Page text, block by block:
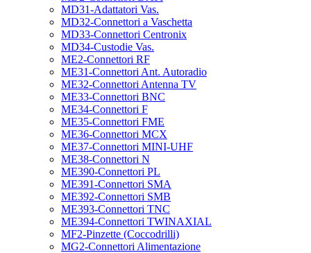
MD31-Adattatori Vas.
MD32-Connettori a Vaschetta
MD33-Connettori Centronix
MD34-Custodie Vas.
ME2-Connettori RF
ME31-Connettori Ant. Autoradio
ME32-Connettori Antenna TV
ME33-Connettori BNC
ME34-Connettori F
ME35-Connettori FME
ME36-Connettori MCX
ME37-Connettori MINI-UHF
ME38-Connettori N
ME390-Connettori PL
ME391-Connettori SMA
ME392-Connettori SMB
ME393-Connettori TNC
ME394-Connettori TWINAXIAL
MF2-Pinzette (Coccodrilli)
MG2-Connettori Alimentazione